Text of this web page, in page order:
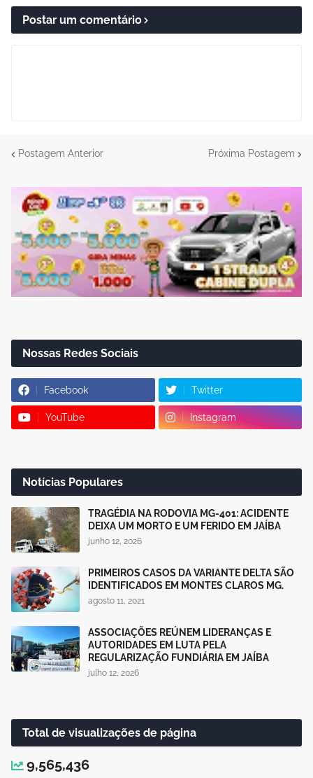
Postar um comentário
Postagem Anterior Próxima Postagem
Nossas Redes Sociais
Facebook Twitter
YouTube Instagram
Notícias Populares
TRAGÉDIA NA RODOVIA MG-401: ACIDENTE
DEIXA UM MORTO E UM FERIDO EM JAÍBA
junho 12, 2026
PRIMEIROS CASOS DA VARIANTE DELTA SÃO
IDENTIFICADOS EM MONTES CLAROS MG.
agosto 11, 2021
ASSOCIAÇÕES REÚNEM LIDERANÇAS E
AUTORIDADES EM LUTA PELA
REGULARIZAÇÃO FUNDIÁRIA EM JAÍBA
julho 12, 2026
Total de visualizações de página
9,565,436